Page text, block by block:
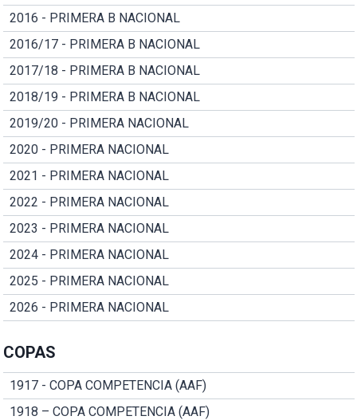
2016 - PRIMERA B NACIONAL
2016/17 - PRIMERA B NACIONAL
2017/18 - PRIMERA B NACIONAL
2018/19 - PRIMERA B NACIONAL
2019/20 - PRIMERA NACIONAL
2020 - PRIMERA NACIONAL
2021 - PRIMERA NACIONAL
2022 - PRIMERA NACIONAL
2023 - PRIMERA NACIONAL
2024 - PRIMERA NACIONAL
2025 - PRIMERA NACIONAL
2026 - PRIMERA NACIONAL
COPAS
1917 - COPA COMPETENCIA (AAF)
1918 – COPA COMPETENCIA (AAF)